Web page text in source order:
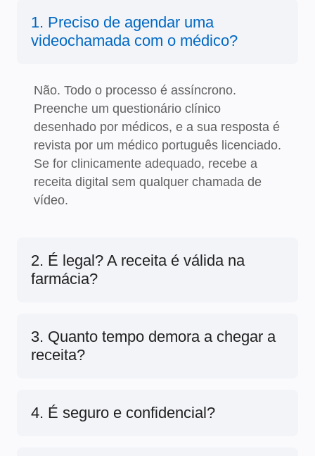
1. Preciso de agendar uma
videochamada com o médico?
Não. Todo o processo é assíncrono.
Preenche um questionário clínico
desenhado por médicos, e a sua resposta é
revista por um médico português licenciado.
Se for clinicamente adequado, recebe a
receita digital sem qualquer chamada de
vídeo.
2. É legal? A receita é válida na
farmácia?
3. Quanto tempo demora a chegar a
receita?
4. É seguro e confidencial?